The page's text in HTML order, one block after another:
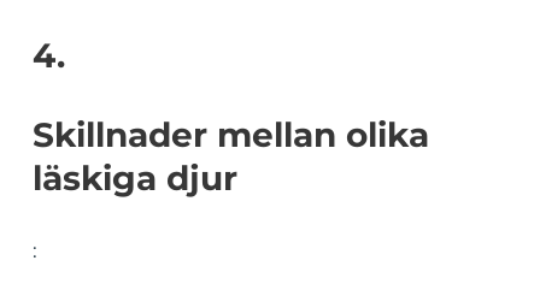
4.
Skillnader mellan olika
läskiga djur
: